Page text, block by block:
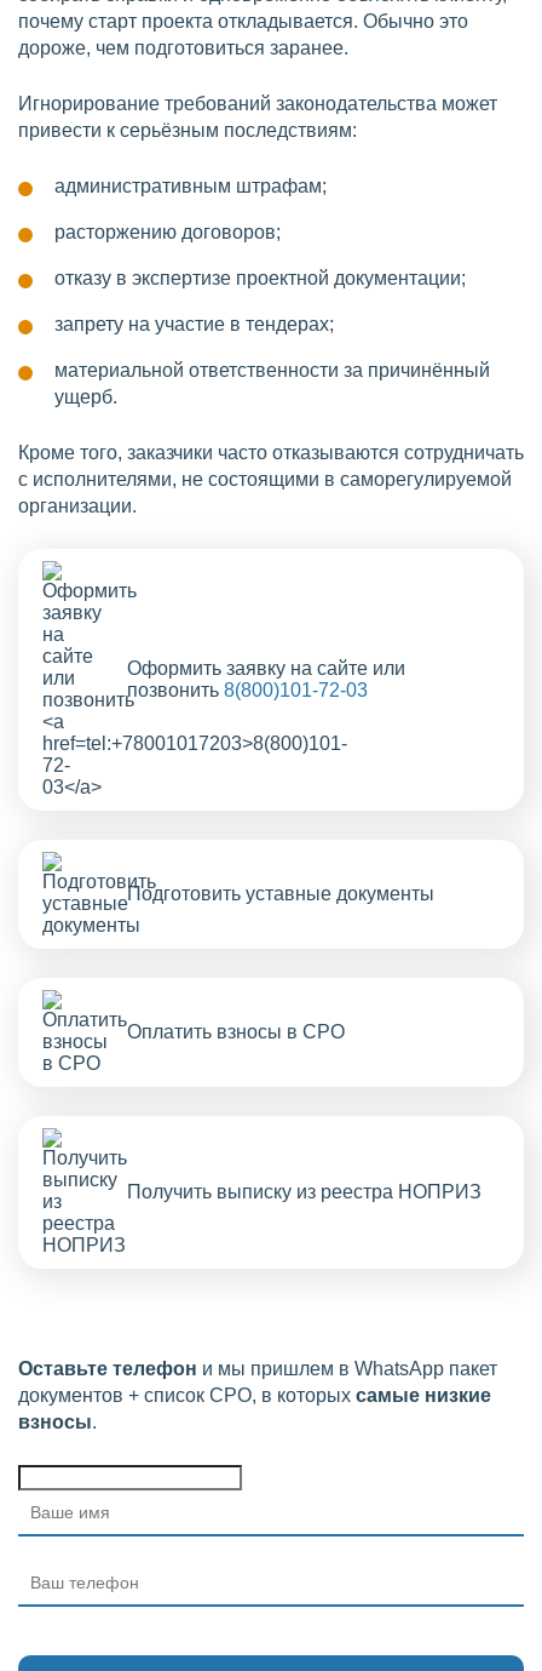
почему старт проекта откладывается. Обычно это
дороже, чем подготовиться заранее.
Игнорирование требований законодательства может
привести к серьёзным последствиям:
административным штрафам;
расторжению договоров;
отказу в экспертизе проектной документации;
запрету на участие в тендерах;
материальной ответственности за причинённый
ущерб.
Кроме того, заказчики часто отказываются сотрудничать
с исполнителями, не состоящими в саморегулируемой
организации.
Оформить заявку на сайте или
позвонить 8(800)101-72-03
Подготовить уставные документы
Оплатить взносы в СРО
Получить выписку из реестра НОПРИЗ
Оставьте телефон и мы пришлем в WhatsApp пакет
документов + список СРО, в которых самые низкие
взносы.